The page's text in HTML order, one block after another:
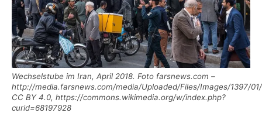
Wechselstube im Iran, April 2018. Foto farsnews.com –
http://media.farsnews.com/media/Uploaded/Files/Images/1397/
CC BY 4.0, https://commons.wikimedia.org/w/index.php?
curid=68197928